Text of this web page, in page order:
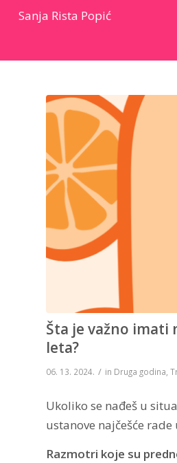
Sanja Rista Popić
Šta je važno
leta?
06. 13. 2024. / in Druga godina
Ukoliko se nađeš u
ustanove najčešće
Razmotri koje su